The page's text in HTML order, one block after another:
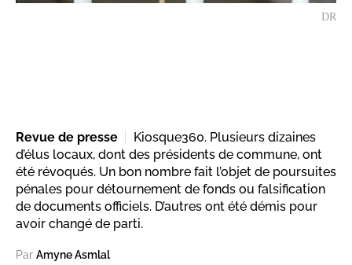
DR
Revue de presse
Kiosque360. Plusieurs dizaines
d’élus locaux, dont des présidents de commune, ont
été révoqués. Un bon nombre fait l’objet de poursuites
pénales pour détournement de fonds ou falsification
de documents officiels. D’autres ont été démis pour
avoir changé de parti.
Par Amyne Asmlal